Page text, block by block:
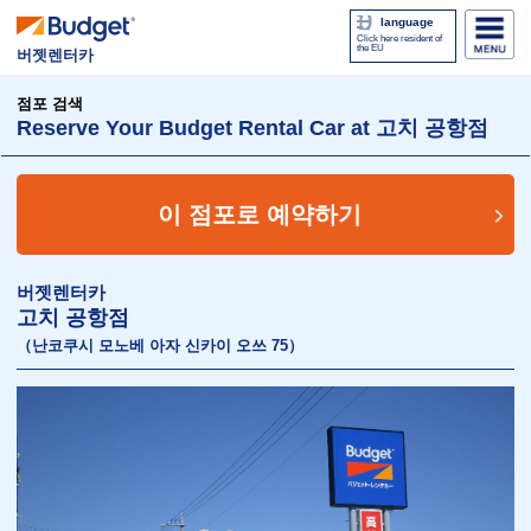
버젯렌터카
language
Click here resident of
the EU
점포 검색
Reserve Your Budget Rental Car at 고치 공항점
이 점포로 예약하기
버젯렌터카
고치 공항점
（난코쿠시 모노베 아자 신카이 오쓰 75）